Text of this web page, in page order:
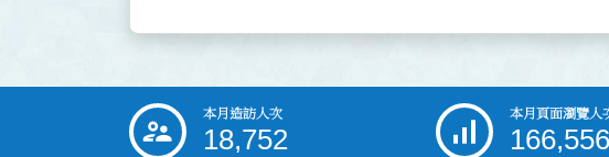
::: 本月造訪人次
18,752
本月頁面瀏覽人
166,556